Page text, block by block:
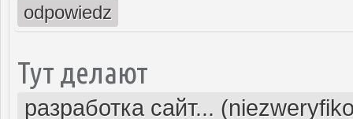
odpowiedz
Тут делают
разработка сайт...